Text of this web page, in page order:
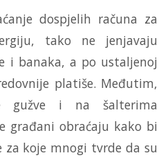
dospjelih računa za
tako ne jenjavaju
i banaka, a po ustaljenoj
platiše. Međutim,
gužve i na šalterima
građani obraćaju kako bi
koje mnogi tvrde da su